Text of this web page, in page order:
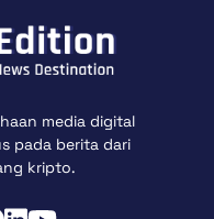
media digital
pada berita dari
kripto.